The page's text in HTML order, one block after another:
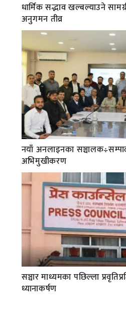
धार्मिक सद्भाव खल्बल्याउने
अनुगमन तीव्र
नयाँ अनलाइनका
अभिमुखीकरण
सञ्चार माध्यमका पछिल्ला
ध्यानाकर्षण